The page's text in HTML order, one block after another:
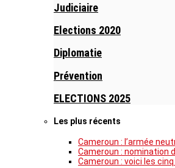
Judiciaire
Elections 2020
Diplomatie
Prévention
ELECTIONS 2025
Les plus récents
Cameroun : l’armée
Cameroun : nomination
Cameroun : voici les